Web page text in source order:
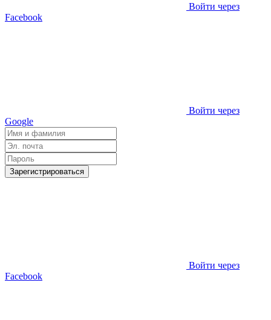
Войти через
Facebook
Войти через
Google
Зарегистрироваться
Войти через
Facebook